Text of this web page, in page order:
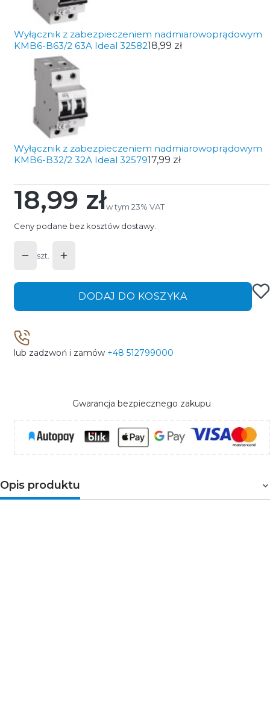
Wyłącznik z zabezpieczeniem nadmiarowoprądowym
KMB6-B63/2 63A Ideal 3258218,99 zł
Wyłącznik z zabezpieczeniem nadmiarowoprądowym
KMB6-B32/2 32A Ideal 3257917,99 zł
Cena
18,99 złw tym 23% VAT
w tym 23% VAT
Ceny podane bez kosztów dostawy.
szt.
DODAJ DO KOSZYKA
lub zadzwoń i zamów +48 512799000
Gwarancja bezpiecznego zakupu
Opis produktu